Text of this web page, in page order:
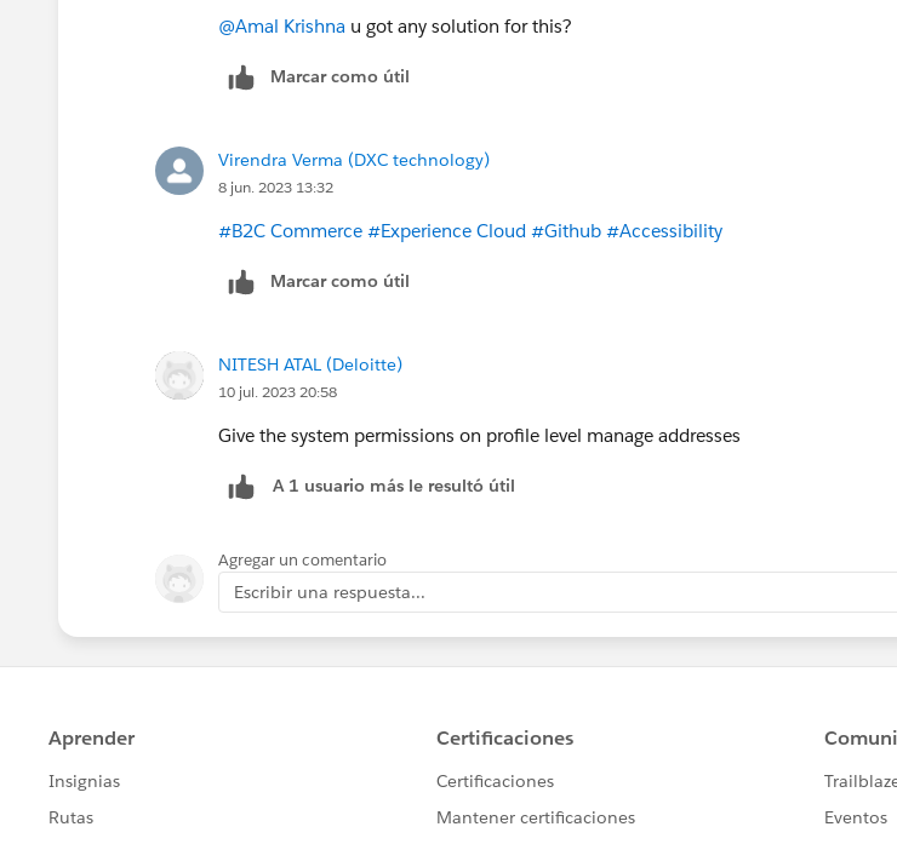
@Amal Krishna u got any solution for this?
Marcar como útil
Virendra Verma (DXC technology)
8 jun. 2023 13:32
#B2C Commerce #Experience Cloud #Github #Accessibility
Marcar como útil
NITESH ATAL (Deloitte)
10 jul. 2023 20:58
Give the system permissions on profile level manage addresses
A 1 usuario más le resultó útil
Agregar un comentario
Escribir una respuesta...